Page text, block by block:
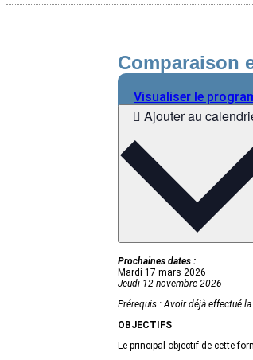
Comparaison
Visualiser le
Prochaines dates :
Mardi 17 mars 2026
Jeudi 12 novembre 2026
Prérequis : Avoir déjà effectué
OBJECTIFS
Le principal objectif de cette